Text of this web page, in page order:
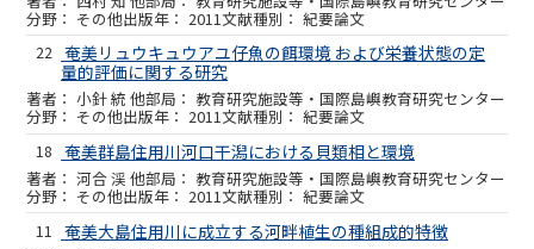
その他 2011
紀要論文
22 奄美リュウキュウアユ仔魚の餌環境 および栄養状態の定
量的評価に関する研究
小針 統 他 教育研究施設等・国際島嶼教育研究センター
その他 2011
紀要論文
18 奄美群島住用川河口干潟における貝類相と環境
河合 渓 他 教育研究施設等・国際島嶼教育研究センター
その他 2011
紀要論文
11
奄美大島住用川に成立する河畔植生の種組成的特徴